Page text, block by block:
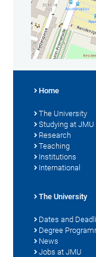
Home
The University
Studying at JMU
Research
Teaching
Institutions
International
The University
Dates and
Degree
News
Jobs at JMU